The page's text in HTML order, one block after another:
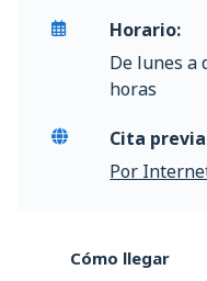
Horario:
De lunes a
horas
Cita
Por
Cómo llegar